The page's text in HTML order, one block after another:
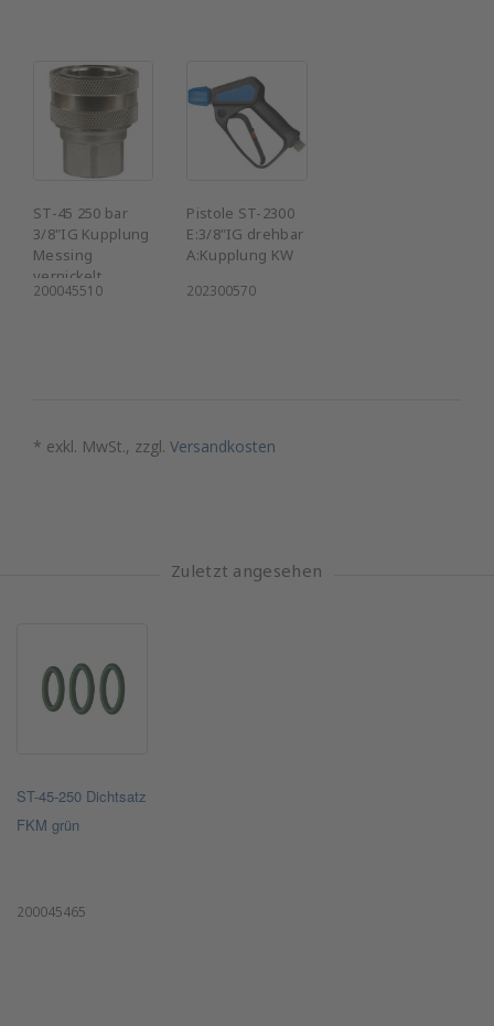
ST-45 250 bar
3/8"IG Kupplung
Messing
vernickelt
200045510
Pistole ST-2300
E:3/8"IG drehbar
A:Kupplung KW
202300570
* exkl. MwSt., zzgl. Versandkosten
Zuletzt angesehen
ST-45-250 Dichtsatz
FKM grün
200045465